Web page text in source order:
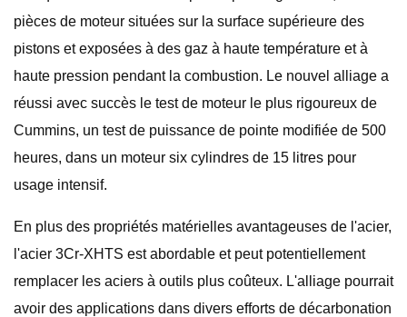
pièces de moteur situées sur la surface supérieure des
pistons et exposées à des gaz à haute température et à
haute pression pendant la combustion. Le nouvel alliage a
réussi avec succès le test de moteur le plus rigoureux de
Cummins, un test de puissance de pointe modifiée de 500
heures, dans un moteur six cylindres de 15 litres pour
usage intensif.
En plus des propriétés matérielles avantageuses de l'acier,
l'acier 3Cr-XHTS est abordable et peut potentiellement
remplacer les aciers à outils plus coûteux. L'alliage pourrait
avoir des applications dans divers efforts de décarbonation